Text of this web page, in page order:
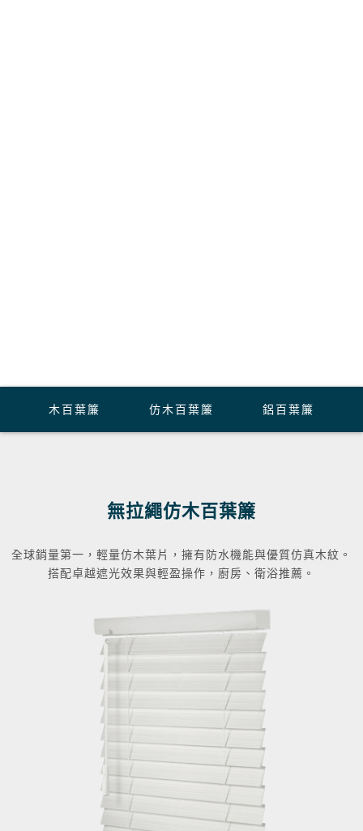
木百葉簾 仿木百葉簾 鋁百葉簾
無拉繩仿木百葉簾
全球銷量第一，輕量仿木葉片，擁有防水機能與優質仿真木紋。
搭配卓越遮光效果與輕盈操作，廚房、衛浴推薦。